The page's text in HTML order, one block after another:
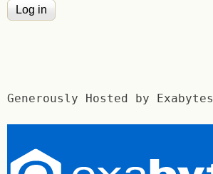
Generously Hosted by Exabytes